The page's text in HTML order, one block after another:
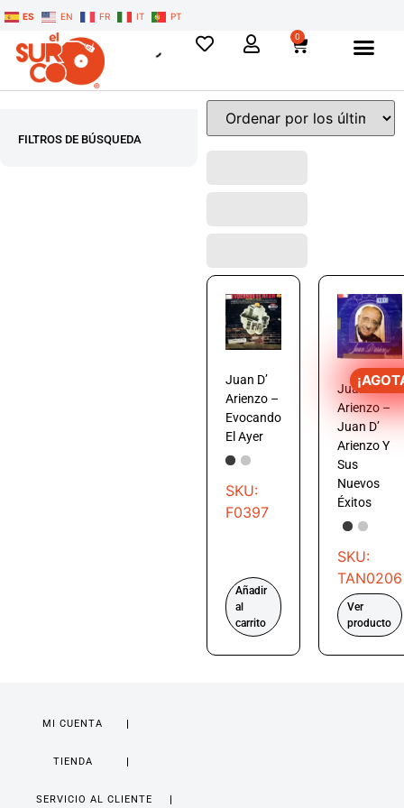
ES EN FR IT PT
0
FILTROS DE BÚSQUEDA
Juan D’
Arienzo –
Evocando
El Ayer
SKU:
F0397
Añadir
al
carrito
Juan D’
Arienzo –
Juan D’
Arienzo Y
Sus
Nuevos
Éxitos
SKU:
TAN0206
Ver
producto
MI CUENTA
TIENDA
SERVICIO AL CLIENTE